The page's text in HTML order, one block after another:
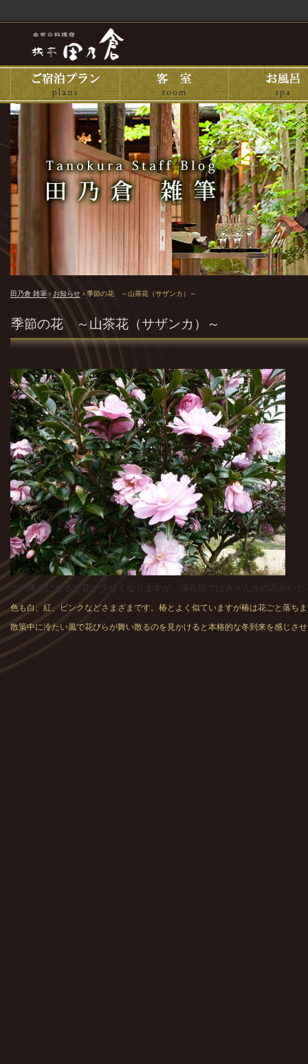
田乃倉 雑筆 › お知らせ › 季節の花 ～山茶花（サザンカ）～
季節の花 ～山茶花（サザンカ）～
この季節になると花が少なくなりますが、湯布院ではさざんかの花がい
色も白、紅、ピンクなどさまざまです。椿とよく似ていますが椿は花ごと落ち
散策中に冷たい風で花びらが舞い散るのを見かけると本格的な冬到来を感じさ